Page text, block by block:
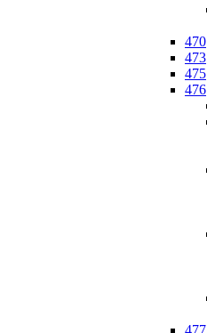
470
473
475
476
477